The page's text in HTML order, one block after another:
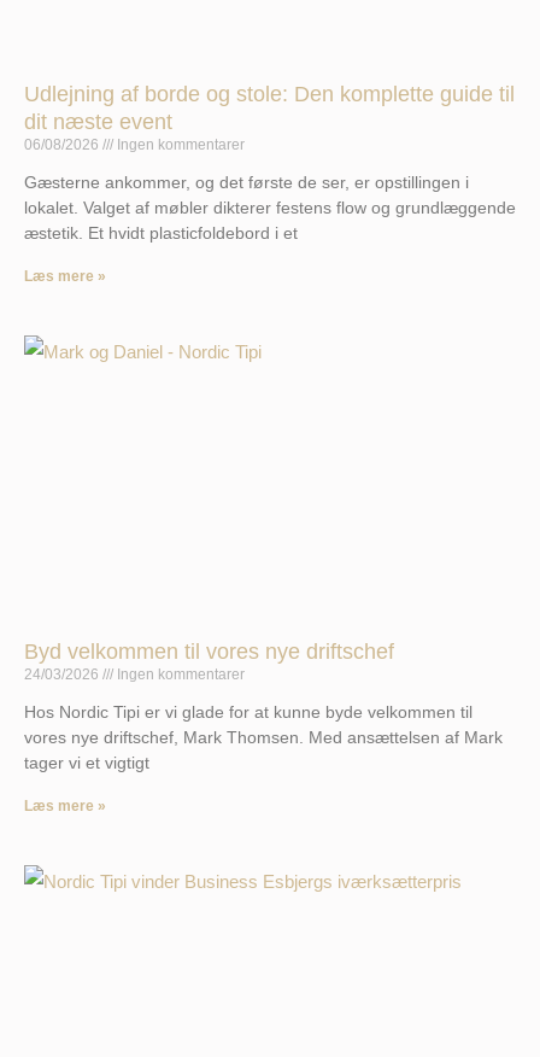
Udlejning af borde og stole: Den komplette guide til
dit næste event
06/08/2026 Ingen kommentarer
Gæsterne ankommer, og det første de ser, er opstillingen i
lokalet. Valget af møbler dikterer festens flow og grundlæggende
æstetik. Et hvidt plasticfoldebord i et
Læs mere »
Byd velkommen til vores nye driftschef
24/03/2026 Ingen kommentarer
Hos Nordic Tipi er vi glade for at kunne byde velkommen til
vores nye driftschef, Mark Thomsen. Med ansættelsen af Mark
tager vi et vigtigt
Læs mere »